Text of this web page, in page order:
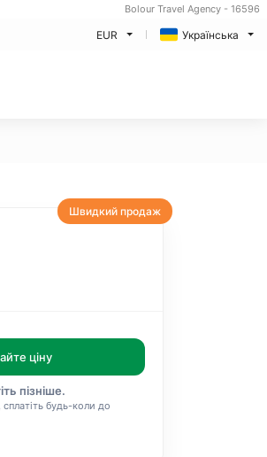
Bolour Travel Agency - 16596
EUR Українська
Швидкий продаж
ціну
пізніше.
будь-коли до